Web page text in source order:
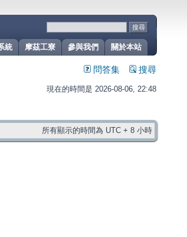
關於本站
參與我們
摩茲工寮
統
問答集 搜尋
現在的時間是 2026-08-06, 22:48
所有顯示的時間為 UTC + 8 小時